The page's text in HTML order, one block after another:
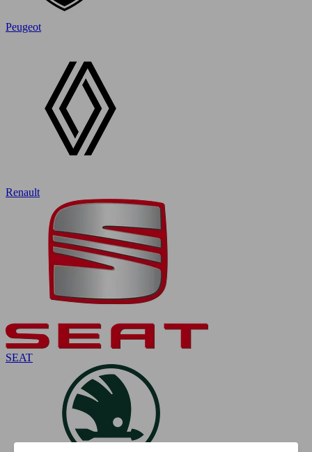
Peugeot
Renault
SEAT